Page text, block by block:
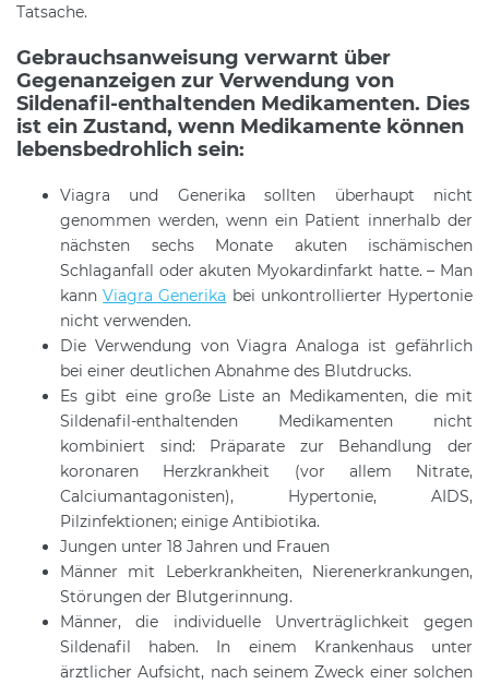
Tatsache.
Gebrauchsanweisung verwarnt über
Gegenanzeigen zur Verwendung von
Sildenafil-enthaltenden Medikamenten. Dies
ist ein Zustand, wenn Medikamente können
lebensbedrohlich sein:
Viagra und Generika sollten überhaupt nicht
genommen werden, wenn ein Patient innerhalb der
nächsten sechs Monate akuten ischämischen
Schlaganfall oder akuten Myokardinfarkt hatte. – Man
kannViagra Generika bei unkontrollierter Hypertonie
nicht verwenden.
Die Verwendung von Viagra Analoga ist gefährlich
bei einer deutlichen Abnahme des Blutdrucks.
Es gibt eine große Liste an Medikamenten, die mit
Sildenafil-enthaltenden Medikamenten nicht
kombiniert sind: Präparate zur Behandlung der
koronaren Herzkrankheit (vor allem Nitrate,
Calciumantagonisten), Hypertonie, AIDS,
Pilzinfektionen; einige Antibiotika.
Jungen unter 18 Jahren und Frauen
Männer mit Leberkrankheiten, Nierenerkrankungen,
Störungen der Blutgerinnung.
Männer, die individuelle Unverträglichkeit gegen
Sildenafil haben. In einem Krankenhaus unter
ärztlicher Aufsicht, nach seinem Zweck einer solchen